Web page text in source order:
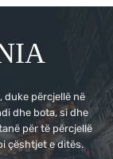
duke përcjellë në
dhe bota, si dhe
për të përcjellë
çështjet e ditës.